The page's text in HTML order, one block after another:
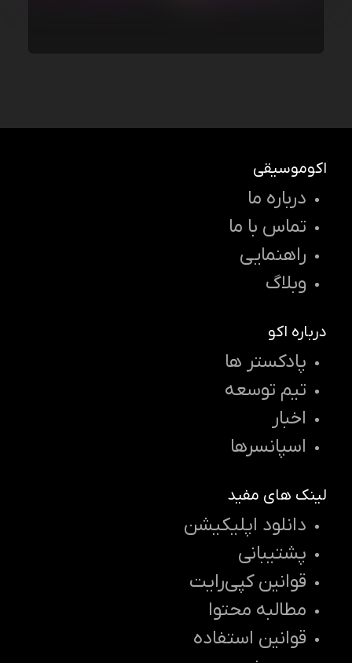
اکوموسیقی
درباره ما
تماس با ما
راهنمایی
وبلاگ
درباره اکو
پادکستر ها
تیم توسعه
اخبار
اسپانسرها
لینک های مفید
دانلود اپلیکیشن
پشتیبانی
قوانین کپی‌رایت
مطالبه محتوا
قوانین استفاده